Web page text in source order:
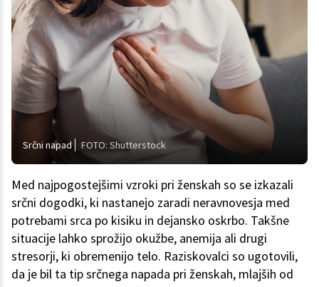
Srčni napad FOTO: Shutterstock
Med najpogostejšimi vzroki pri ženskah so se izkazali
srčni dogodki, ki nastanejo zaradi neravnovesja med
potrebami srca po kisiku in dejansko oskrbo. Takšne
situacije lahko sprožijo okužbe, anemija ali drugi
stresorji, ki obremenijo telo. Raziskovalci so ugotovili,
da je bil ta tip srčnega napada pri ženskah, mlajših od